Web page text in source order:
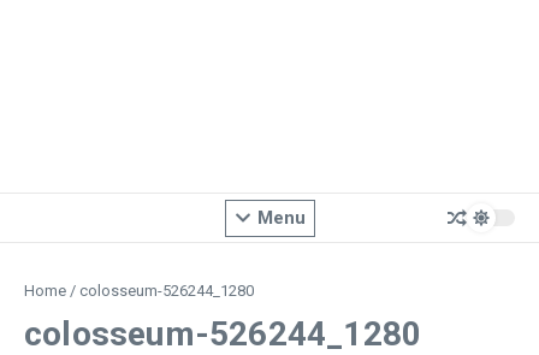
Menu
Home / colosseum-526244_1280
colosseum-526244_1280